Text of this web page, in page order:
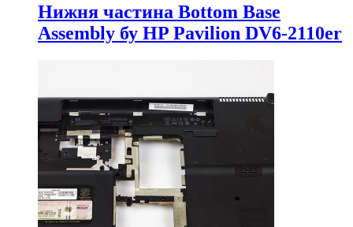
Нижня частина Bottom Base
Assembly бу HP Pavilion DV6-2110er